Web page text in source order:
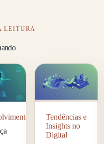
LEITURA
Tendências e
Insights no
Digital